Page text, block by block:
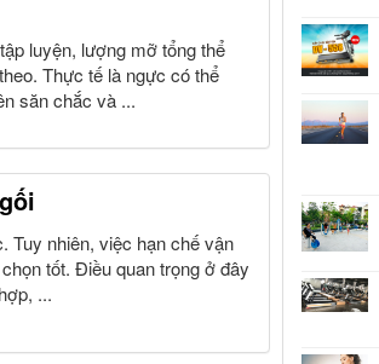
luyện, lượng mỡ tổng thể
Thực tế là ngực có thể
săn chắc và ...
Tuy nhiên, việc hạn chế vận
tốt. Điều quan trọng ở đây
...